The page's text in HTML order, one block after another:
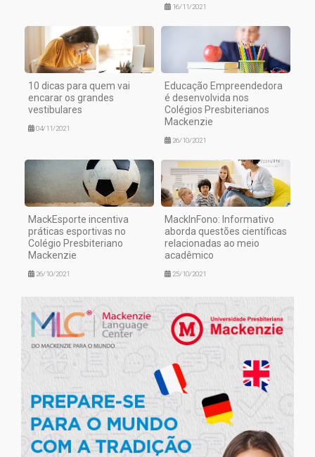
16/11/2021
10 dicas para quem vai
encarar os grandes
vestibulares
04/11/2021
Educação Empreendedora
é desenvolvida nos
Colégios Presbiterianos
Mackenzie
26/10/2021
MackEsporte incentiva
práticas esportivas no
Colégio Presbiteriano
Mackenzie
26/10/2021
MackInFono: Informativo
aborda questões científicas
relacionadas ao meio
acadêmico
25/10/2021